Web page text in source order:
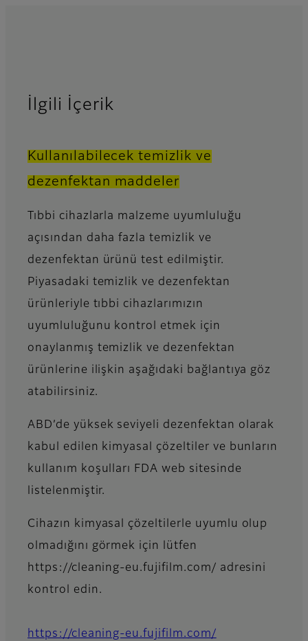
İlgili İçerik
Kullanılabilecek temizlik ve
dezenfektan maddeler
Tıbbi cihazlarla malzeme uyumluluğu
açısından daha fazla temizlik ve
dezenfektan ürünü test edilmiştir.
Piyasadaki temizlik ve dezenfektan
ürünleriyle tıbbi cihazlarımızın
uyumluluğunu kontrol etmek için
onaylanmış temizlik ve dezenfektan
ürünlerine ilişkin aşağıdaki bağlantıya göz
atabilirsiniz.
ABD’de yüksek seviyeli dezenfektan olarak
kabul edilen kimyasal çözeltiler ve bunların
kullanım koşulları FDA web sitesinde
listelenmiştir.
Cihazın kimyasal çözeltilerle uyumlu olup
olmadığını görmek için lütfen
https://cleaning-eu.fujifilm.com/ adresini
kontrol edin.
https://cleaning-eu.fujifilm.com/